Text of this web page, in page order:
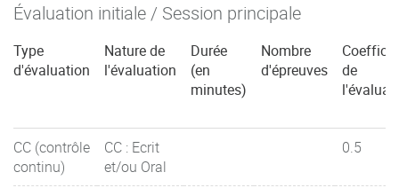
Évaluation initiale / Session principale
Type
d'évaluation
Nature de
l'évaluation
Durée
(en
minutes)
Nombre
d'épreuves
de
CC (contrôle
continu)
CC : Ecrit
et/ou Oral
0.5